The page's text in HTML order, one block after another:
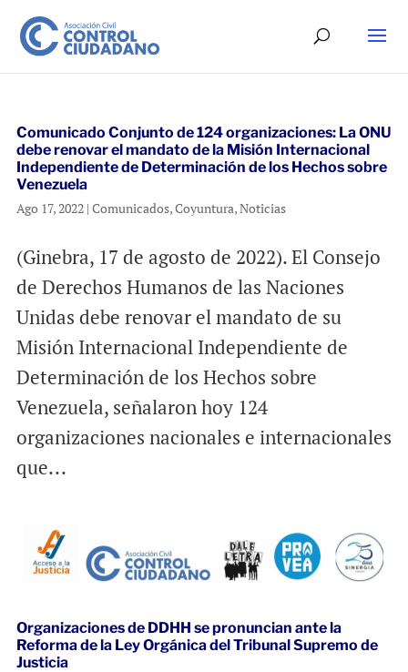
Comunicado Conjunto de 124 organizaciones: La ONU
debe renovar el mandato de la Misión Internacional
Independiente de Determinación de los Hechos sobre
Venezuela
Ago 17, 2022| Comunicados,Coyuntura,Noticias
(Ginebra, 17 de agosto de 2022). El Consejo
de Derechos Humanos de las Naciones
Unidas debe renovar el mandato de su
Misión Internacional Independiente de
Determinación de los Hechos sobre
Venezuela, señalaron hoy 124
organizaciones nacionales e internacionales
que...
Organizaciones de DDHH se pronuncian ante la
Reforma de la Ley Orgánica del Tribunal Supremo de
Justicia